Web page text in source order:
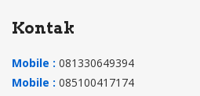
Kontak
Mobile : 081330649394
Mobile : 085100417174